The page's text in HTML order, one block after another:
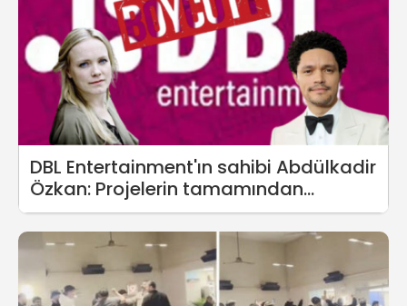
DBL Entertainment'ın sahibi Abdülkadir
Özkan: Projelerin tamamından
çekiliyoruz